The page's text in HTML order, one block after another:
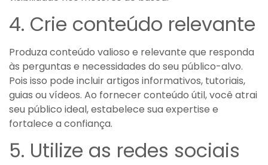
4. Crie conteúdo relevante
Produza conteúdo valioso e relevante que responda
às perguntas e necessidades do seu público-alvo.
Pois isso pode incluir artigos informativos, tutoriais,
guias ou vídeos. Ao fornecer conteúdo útil, você atrai
seu público ideal, estabelece sua expertise e
fortalece a confiança.
5. Utilize as redes sociais